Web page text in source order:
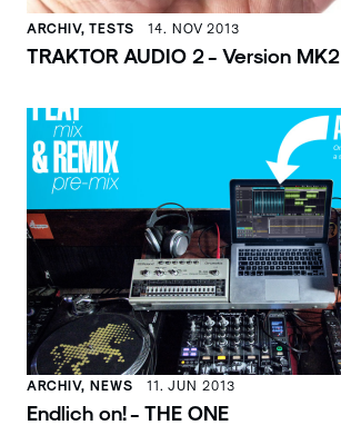
ARCHIV, TESTS 14. NOV 2013
TRAKTOR AUDIO 2 - Version MK2
ARCHIV, NEWS 11. JUN 2013
Endlich on! - THE ONE